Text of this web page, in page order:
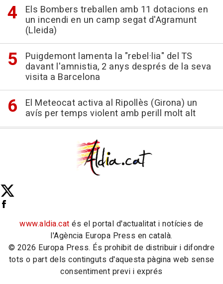
Els Bombers treballen amb 11 dotacions en
un incendi en un camp segat d'Agramunt
(Lleida)
Puigdemont lamenta la "rebel·lia" del TS
davant l'amnistia, 2 anys després de la seva
visita a Barcelona
El Meteocat activa al Ripollès (Girona) un
avís per temps violent amb perill molt alt
www.aldia.cat és el portal d'actualitat i notícies de
l'Agència Europa Press en català.
© 2026 Europa Press. És prohibit de distribuir i difondre
tots o part dels continguts d'aquesta pàgina web sense
consentiment previ i exprés